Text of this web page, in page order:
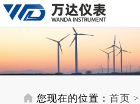
首
于
产
您现在的位置：首页 >